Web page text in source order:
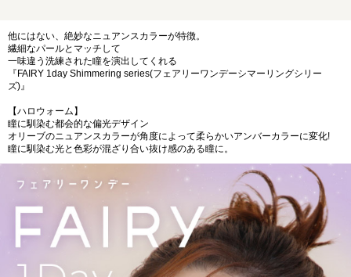
他にはない、絶妙なニュアンスカラーが特徴。
繊細なパールとマッチして
一味違う洗練された瞳を演出してくれる
『FAIRY 1day Shimmering series(フェアリーワンデーシマーリングシリー
ズ)』
【ハロウォーム】
瞳に馴染む都会的な偏光デザイン
オリーブのニュアンスカラーが角度によって柔らかいアンバーカラーに変化!
瞳に馴染む光と色彩が混ざり合い抜け感のある瞳に。